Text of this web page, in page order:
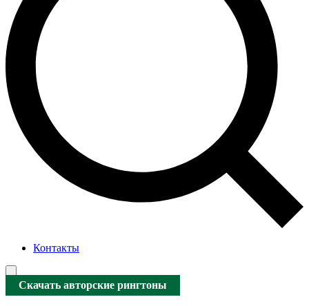
Контакты
Скачать авторские рингтоны